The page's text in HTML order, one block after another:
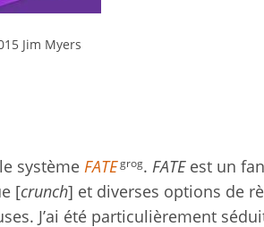
Jim Myers
système FATEgrog. FATEest un
[crunch] et diverses options de
J’ai été particulièrement